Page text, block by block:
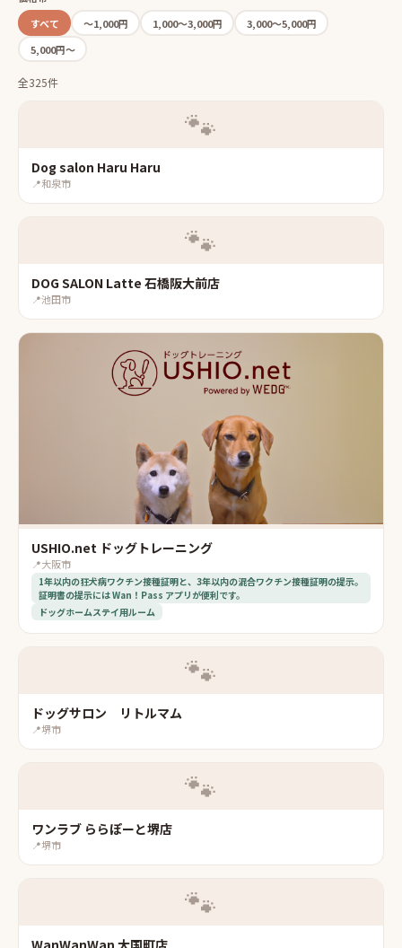
すべて
〜1,000円 1,000〜3,000円
3,000〜5,000円
5,000円〜
全325件
🐾
Dog salon Haru Haru
📍和泉市
🐾
DOG SALON Latte 石橋阪大前店
📍池田市
USHIO.net ドッグトレーニング
📍大阪市
1年以内の狂犬病ワクチン接種証明と、3年以内の混合ワクチン接種証明の提示。
証明書の提示には Wan！Pass アプリが便利です。
ドッグホームステイ用ルーム
🐾
ドッグサロン リトルマム
📍堺市
🐾
ワンラブ ららぽーと堺店
📍堺市
🐾